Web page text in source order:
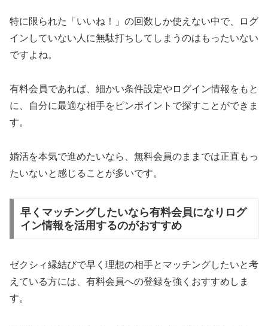
特に限られた「いいね！」の回数しか使えない中で、ログ
インしていない人に無駄打ちしてしまうのはもったいない
ですよね。
有料会員であれば、細かい条件設定やログイン情報をもと
に、自分に最適な相手をピンポイントで探すことができま
す。
婚活を本気で進めたいなら、無料会員のままでは正直もっ
たいないと感じることが多いです。
早くマッチングしたいなら有料会員になりログ
イン情報を活用するのがおすすめ
ゼクシィ縁結びで早く理想の相手とマッチングしたいと考
えている方には、有料会員への登録を強くおすすめしま
す。